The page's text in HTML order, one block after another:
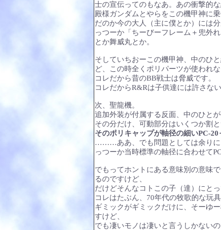
士の宣伝ってのもなあ。あの衝撃的
殿様ガンダムとやらをこの機甲神に
だのか今の大人（主に僕とか）には
っつーか「ちーびーフレーム＋兜外
とか舞威丸とか。
そしていちおーこの機甲神、中のひ
ど、この時全くポリパーツが使われ
コレだから昔のBB戦士は脅威です。
コレだからR&Rは子供達には許さな
次、聖龍機。
追加外装が付属する反面、中のひと
その分だけ、可動部分はいくつか割
そのポリキャップが軸径の細いPC-
………ああ、でも問題としては余り
っつーか当時標準の軸径に合わせて
でもってホントにある意味別の意味
るのですけど、
だけどそんなコトこの子（達）にと
コレはたぶん、70年代の牧歌的な玩
ギミックがギミックだけに、そーゆ
すけど、
でも凄いモノは凄いと言うしかない